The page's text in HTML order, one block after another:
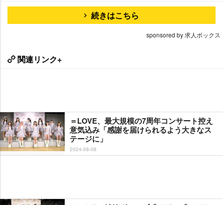
続きはこちら
sponsored by 求人ボックス
関連リンク+
＝LOVE、最大規模の7周年コンサート控え
意気込み「感謝を届けられるよう大きなス
テージに」
2024-08-08